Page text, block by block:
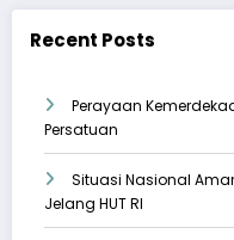
Recent Posts
Perayaan
Persatuan
Situasi Nasional
Jelang HUT RI